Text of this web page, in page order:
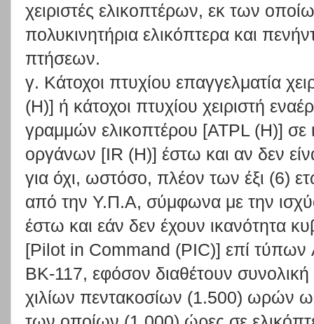
χειριστές ελικοπτέρων, εκ των
πολυκινητήρια ελικόπτερα και
πτήσεων.
γ. Κάτοχοι πτυχίου επαγγελματία
(Η)] ή κάτοχοι πτυχίου χειριστή
γραμμών ελικοπτέρου [ATPL (Η)] σε
οργάνων [IR (Η)] έστω και αν δεν
για όχι, ωστόσο, πλέον των έξι (6)
από την Υ.Π.Α, σύμφωνα με την
έστω και εάν δεν έχουν ικανότητα
[Pilot in Command (PIC)] επί τύπων
ΒΚ-117, εφόσον διαθέτουν συνολική
χιλίων πεντακοσίων (1.500) ωρών